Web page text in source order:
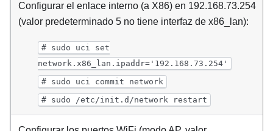
Configurar el enlace interno (a X86) en 192.168.73.254
(valor predeterminado 5 no tiene interfaz de x86_lan):
# sudo uci set
network.x86_lan.ipaddr='192.168.73.254'
# sudo uci commit network
# sudo /etc/init.d/network restart